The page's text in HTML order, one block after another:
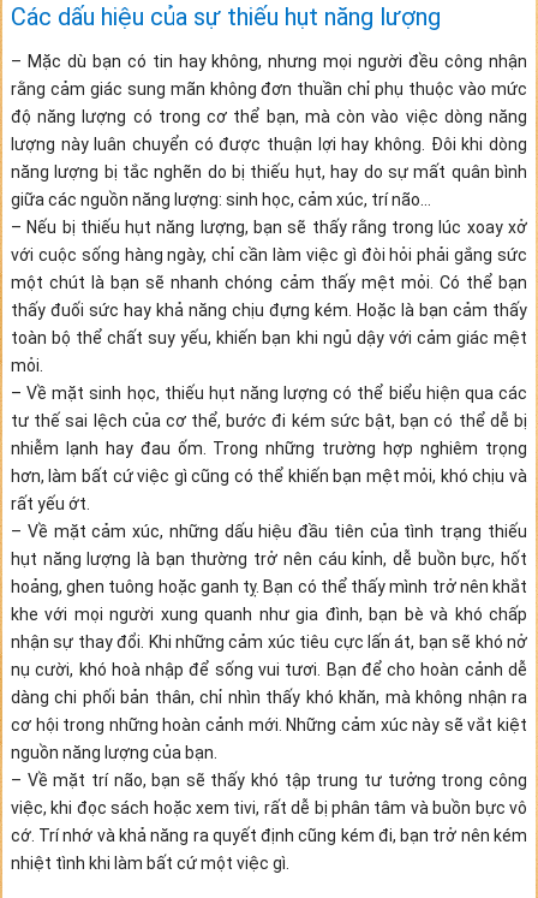
Các dấu hiệu của sự thiếu hụt năng lượng
– Mặc dù bạn có tin hay không, nhưng mọi người đều công nhận
rằng cảm giác sung mãn không đơn thuần chỉ phụ thuộc vào mức
độ năng lượng có trong cơ thể bạn, mà còn vào việc dòng năng
lượng này luân chuyển có được thuận lợi hay không. Đôi khi dòng
năng lượng bị tắc nghẽn do bị thiếu hụt, hay do sự mất quân bình
giữa các nguồn năng lượng: sinh học, cảm xúc, trí não…
– Nếu bị thiếu hụt năng lượng, bạn sẽ thấy rằng trong lúc xoay xở
với cuộc sống hàng ngày, chỉ cần làm việc gì đòi hỏi phải gắng sức
một chút là bạn sẽ nhanh chóng cảm thấy mệt mỏi. Có thể bạn
thấy đuối sức hay khả năng chịu đựng kém. Hoặc là bạn cảm thấy
toàn bộ thể chất suy yếu, khiến bạn khi ngủ dậy với cảm giác mệt
mỏi.
– Về mặt sinh học, thiếu hụt năng lượng có thể biểu hiện qua các
tư thế sai lệch của cơ thể, bước đi kém sức bật, bạn có thể dễ bị
nhiễm lạnh hay đau ốm. Trong những trường hợp nghiêm trọng
hơn, làm bất cứ việc gì cũng có thể khiến bạn mệt mỏi, khó chịu và
rất yếu ớt.
– Về mặt cảm xúc, những dấu hiệu đầu tiên của tình trạng thiếu
hụt năng lượng là bạn thường trở nên cáu kỉnh, dễ buồn bực, hốt
hoảng, ghen tuông hoặc ganh tỵ. Bạn có thể thấy mình trở nên khắt
khe với mọi người xung quanh như gia đình, bạn bè và khó chấp
nhận sự thay đổi. Khi những cảm xúc tiêu cực lấn át, bạn sẽ khó nở
nụ cười, khó hoà nhập để sống vui tươi. Bạn để cho hoàn cảnh dễ
dàng chi phối bản thân, chỉ nhìn thấy khó khăn, mà không nhận ra
cơ hội trong những hoàn cảnh mới. Những cảm xúc này sẽ vắt kiệt
nguồn năng lượng của bạn.
– Về mặt trí não, bạn sẽ thấy khó tập trung tư tưởng trong công
việc, khi đọc sách hoặc xem tivi, rất dễ bị phân tâm và buồn bực vô
cớ. Trí nhớ và khả năng ra quyết định cũng kém đi, bạn trở nên kém
nhiệt tình khi làm bất cứ một việc gì.